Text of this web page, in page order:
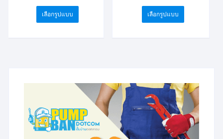
฿6,175.50
฿9,970.00
เลือกรูปแบบ
This
may
chosen
on
฿6,750.50
฿10,470.00
เลือกรูปแบบ
This
may
be
chosen
on
the